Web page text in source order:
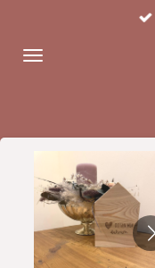
springen